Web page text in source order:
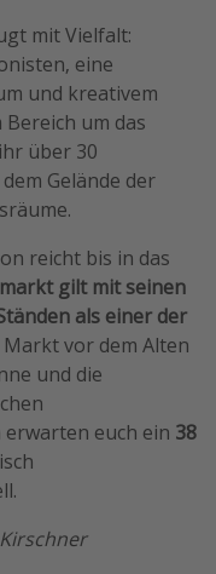
mit Vielfalt:
eine
und kreativem
Bereich um das
über 30
Gelände der
reicht bis in das
gilt mit seinen
als einer der
vor dem Alten
und die
euch ein 38